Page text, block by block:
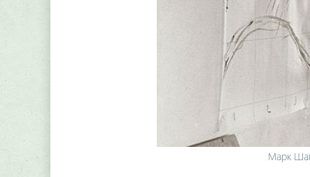
Марк